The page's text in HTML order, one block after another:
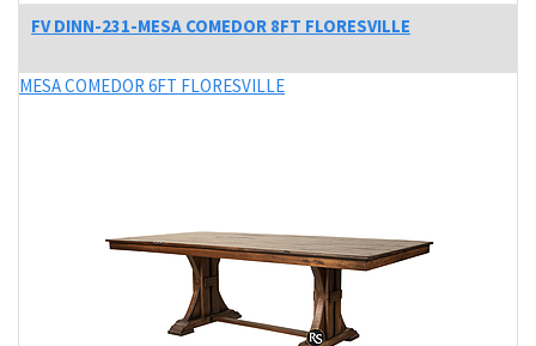
FV DINN-231-MESA COMEDOR 8FT FLORESVILLE
MESA COMEDOR 6FT FLORESVILLE